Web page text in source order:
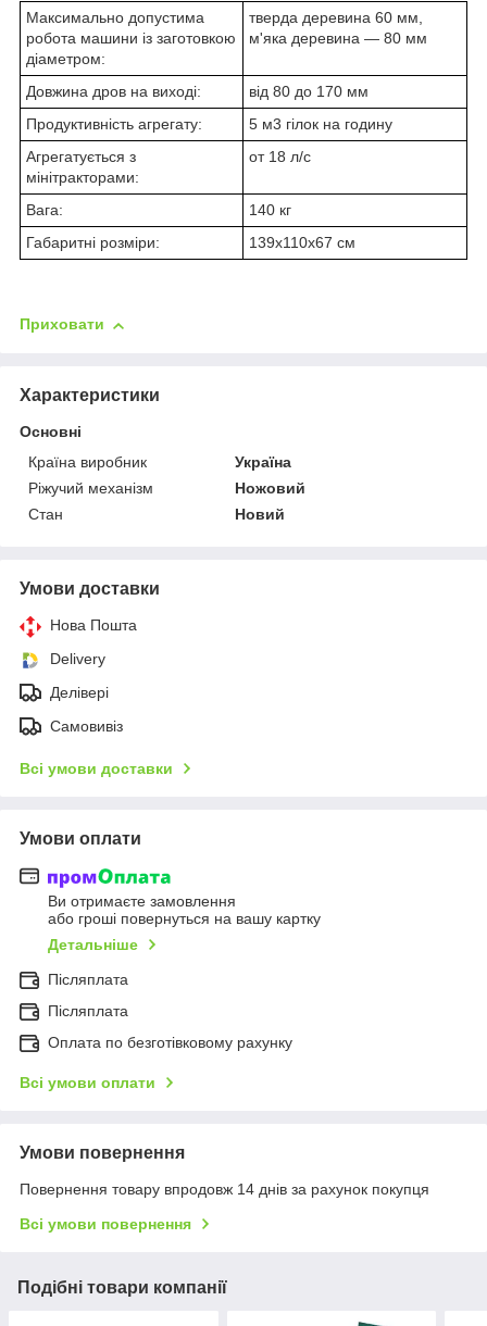
Максимально допустима
робота машини із заготовкою
діаметром:
тверда деревина 60 мм,
м'яка деревина — 80 мм
Довжина дров на виході:
від 80 до 170 мм
Продуктивність агрегату:
5 м3 гілок на годину
Агрегатується з
мінітракторами:
от 18 л/с
Вага:
140 кг
Габаритні розміри:
139х110х67 см
Приховати
Характеристики
Основні
Країна виробник
Україна
Ріжучий механізм
Ножовий
Стан
Новий
Умови доставки
Нова Пошта
Delivery
Делівері
Самовивіз
Всі умови доставки
Умови оплати
Ви отримаєте замовлення
або гроші повернуться на вашу картку
Детальніше
Післяплата
Післяплата
Оплата по безготівковому рахунку
Всі умови оплати
Умови повернення
Повернення товару впродовж 14 днів за рахунок покупця
Всі умови повернення
Подібні товари компанії